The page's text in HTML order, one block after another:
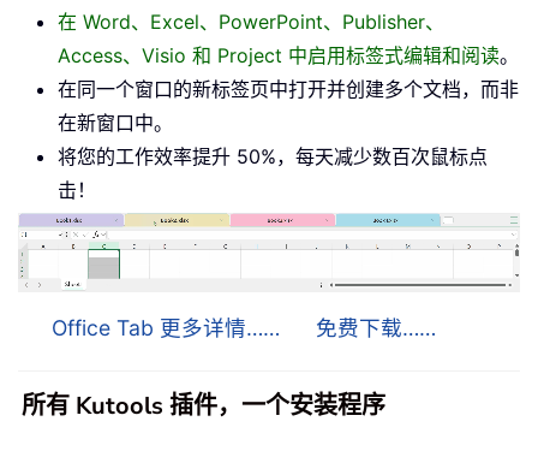
在 Word、Excel、PowerPoint、Publisher、
Access、Visio 和 Project 中启用标签式编辑和阅读。
在同一个窗口的新标签页中打开并创建多个文档，而非
在新窗口中。
将您的工作效率提升 50%，每天减少数百次鼠标点
击！
Office Tab 更多详情…… 免费下载……
所有 Kutools 插件，一个安装程序